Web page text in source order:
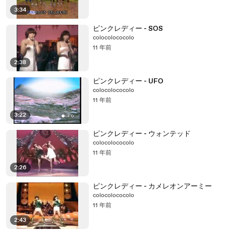
3:34
2:38
ピンクレディー - SOS
colocolococolo
11 年前
3:22
ピンクレディー - UFO
colocolococolo
11 年前
2:26
ピンクレディー - ウォンテッド
colocolococolo
11 年前
2:43
ピンクレディー - カメレオンアーミー
colocolococolo
11 年前